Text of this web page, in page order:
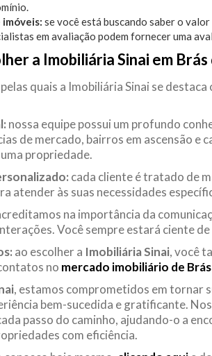
imóveis: se você está buscando saber o
em avaliação podem fornecer uma
a Imobiliária Sinai em Brás
quais a Imobiliária Sinai se
nossa equipe possui um profundo
de mercado, bairros em ascensão e
propriedade.
cada cliente é tratado de
atender às suas necessidades
na importância da
Você sempre estará ciente
ao escolher a Imobiliária Sinai, você
no mercado imobiliário de Brás
, estamos comprometidos em tornar
bem-sucedida e gratificante.
passo do caminho, ajudando-o a
com eficiência.